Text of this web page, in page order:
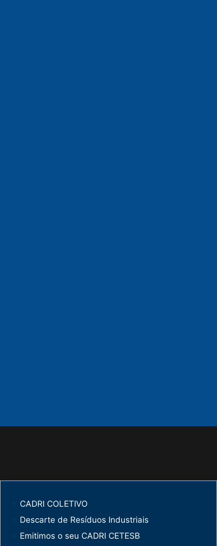
CADRI COLETIVO
Descarte de Resíduos Industriais
Emitimos o seu CADRI CETESB